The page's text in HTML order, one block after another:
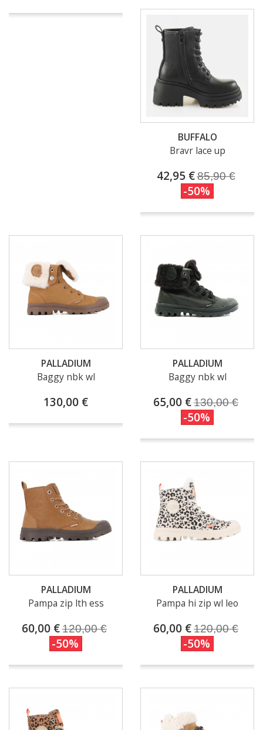
BUFFALO
Bravr lace up
42,95 €85,90 €
-50%
PALLADIUM
Baggy nbk wl
130,00 €
PALLADIUM
Baggy nbk wl
65,00 €130,00 €
-50%
PALLADIUM
Pampa zip lth ess
60,00 €120,00 €
-50%
PALLADIUM
Pampa hi zip wl leo
60,00 €120,00 €
-50%